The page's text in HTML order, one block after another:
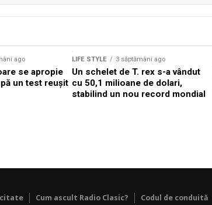
ago
se apropie
un test reușit
LIFE STYLE 3 săptămâni ago
Un schelet de T. rex s-a vândut
cu 50,1 milioane de dolari,
stabilind un nou record mondial
Cum ascult Radio Clasic? Codul de conduită